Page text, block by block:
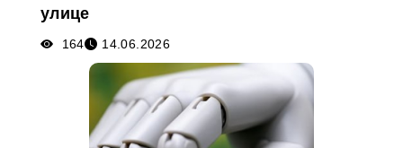
Афишаулице
164 14.06.2026